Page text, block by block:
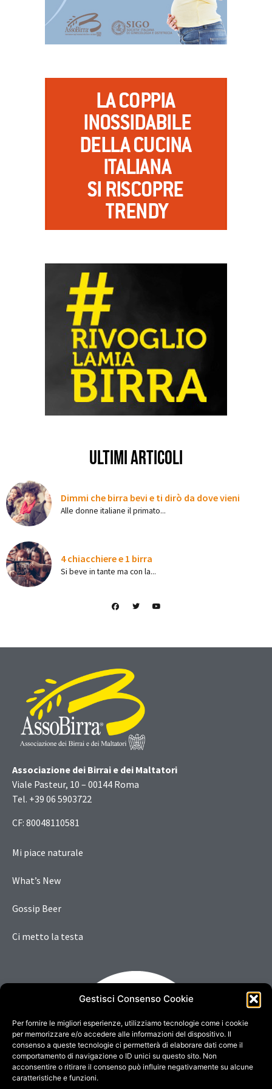
Gestisci Consenso Cookie
Per fornire le migliori esperienze, utilizziamo tecnologie come i cookie
per memorizzare e/o accedere alle informazioni del dispositivo. Il
consenso a queste tecnologie ci permetterà di elaborare dati come il
comportamento di navigazione o ID unici su questo sito. Non
acconsentire o ritirare il consenso può influire negativamente su alcune
caratteristiche e funzioni.
ultimi articoli
Dimmi che birra bevi e ti dirò da dove vieni
Alle donne italiane il primato...
4 chiacchiere e 1 birra
Si beve in tante ma con la...
Associazione dei Birrai e dei Maltatori
Viale Pasteur, 10 – 00144 Roma
Tel. +39 06 5903722
CF: 80048110581
Mi piace naturale
What’s New
Gossip Beer
Ci metto la testa